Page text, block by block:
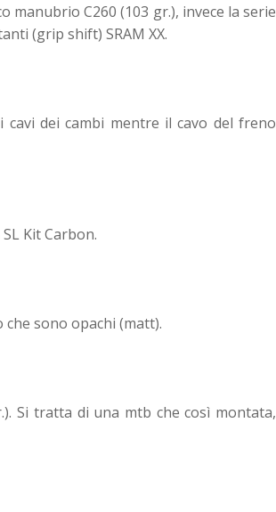
manubrio C260 (103 gr.), invece la serie
(grip shift) SRAM XX.
cavi dei cambi mentre il cavo del freno
Kit Carbon.
sono opachi (matt).
Si tratta di una mtb che così montata,